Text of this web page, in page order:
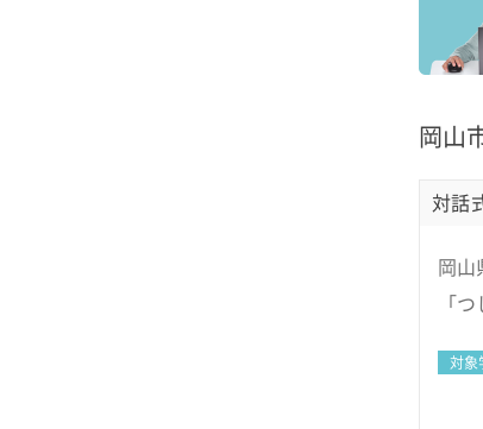
岡山
対話
岡山
「
対象